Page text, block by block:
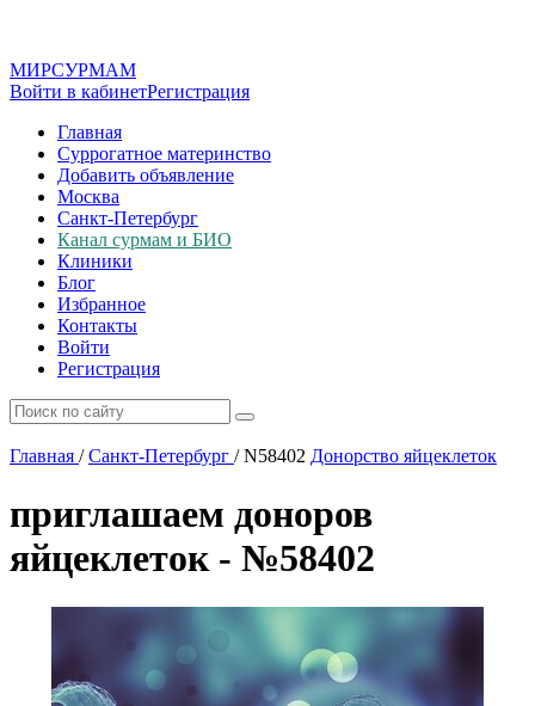
МИРСУРМАМ
Войти в кабинетРегистрация
Главная
Суррогатное материнство
Добавить объявление
Москва
Санкт-Петербург
Канал сурмам и БИО
Клиники
Блог
Избранное
Контакты
Войти
Регистрация
Главная / Санкт-Петербург /N58402 Донорство яйцеклеток
приглашаем доноров
яйцеклеток - №58402